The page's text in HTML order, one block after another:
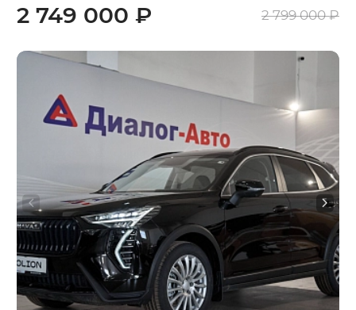
2 749 000 ₽ 2 799 000 ₽